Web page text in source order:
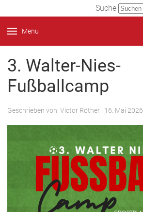
Suche
Menu
3. Walter-Nies-
Fußballcamp
Geschrieben von: Victor Röther | 16. Mai 2026